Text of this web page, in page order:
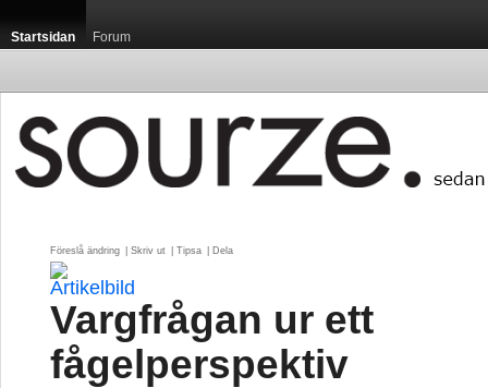
Startsidan Forum
Föreslå ändring Skriv ut Tipsa Dela
Vargfrågan ur ett
fågelperspektiv